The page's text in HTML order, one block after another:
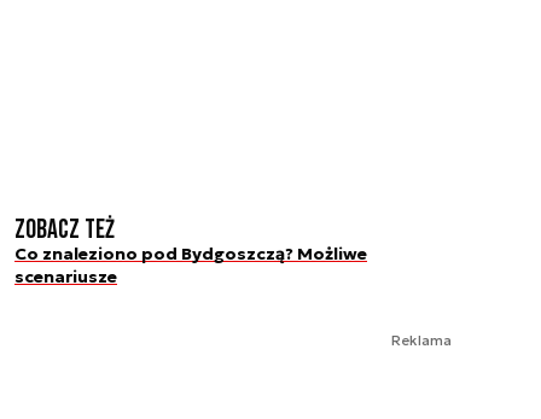
Zobacz też
Co znaleziono pod Bydgoszczą? Możliwe
scenariusze
Reklama